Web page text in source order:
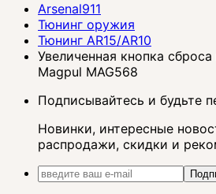
Arsenal911
Тюнинг оружия
Тюнинг AR15/AR10
Увеличенная кнопка сброса
Magpul MAG568
Подписывайтесь и будьте
Новинки, интересные
распродажи, скидки и